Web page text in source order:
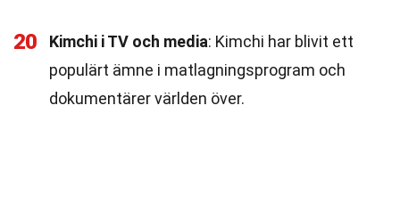
20 Kimchi i TV och media: Kimchi har blivit ett
populärt ämne i matlagningsprogram och
dokumentärer världen över.